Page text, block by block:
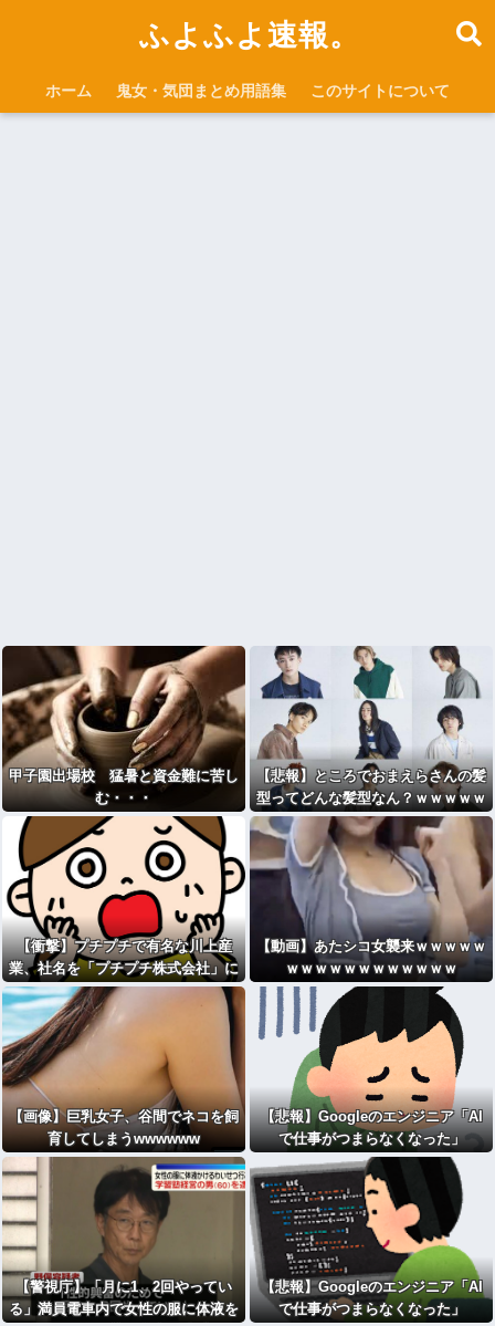
ふよふよ速報。
ホーム 鬼女・気団まとめ用語集 このサイトについて
甲子園出場校 猛暑と資金難に苦し
む・・・
【悲報】ところでおまえらさんの髪
型ってどんな髪型なん？ｗｗｗｗｗ
ｗｗｗｗｗ
【衝撃】プチプチで有名な川上産
業、社名を「プチプチ株式会社」に
変更されるｗｗｗｗｗ
【動画】あたシコ女襲来ｗｗｗｗｗ
ｗｗｗｗｗｗｗｗｗｗｗｗ
【画像】巨乳女子、谷間でネコを飼
育してしまうwwwwww
【悲報】Googleのエンジニア「AI
で仕事がつまらなくなった」
【警視庁】「月に1、2回やってい
る」満員電車内で女性の服に体液を
【悲報】Googleのエンジニア「AI
で仕事がつまらなくなった」